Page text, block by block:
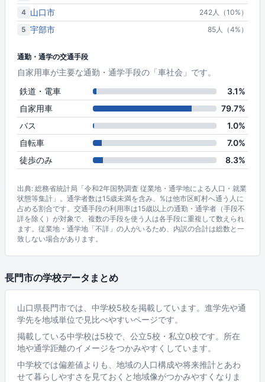
4 山口市
242人（10%）
5 宇部市 85人（4%）
通勤・通学の交通手段
自家用車が主要な通勤・通学手段の「車社会」です。
鉄道・電車
3.1%
自家用車
79.7%
バス
1.0%
自転車
7.0%
徒歩のみ
8.3%
出典: 総務省統計局「令和2年国勢調査 従業地・通学地による人口・就業
状態等集計」。通学者数は15歳未満を含み、%は他市区町村へ通う人に
占める割合です。交通手段の利用率は15歳以上の通勤・通学者（手段不
詳を除く）が対象で、複数の手段を使う人は各手段に重複して数えられ
ます。従業地・通学地「不詳」の人がいるため、内訳の合計は総数と一
致しない場合があります。
長門市の学校データまとめ
山口県長門市では、中学校5校を掲載しています。進学先や通
学先を地域単位で見比べやすいページです。
掲載している中学校は5校で、公立5校・私立0校です。所在
地や通学距離のイメージをつかみやすくしています。
中学校では偏差値よりも、地域の人口構成や将来推計とあわ
せて暮らしやすさを見ておくと地域像がつかみやすくなりま